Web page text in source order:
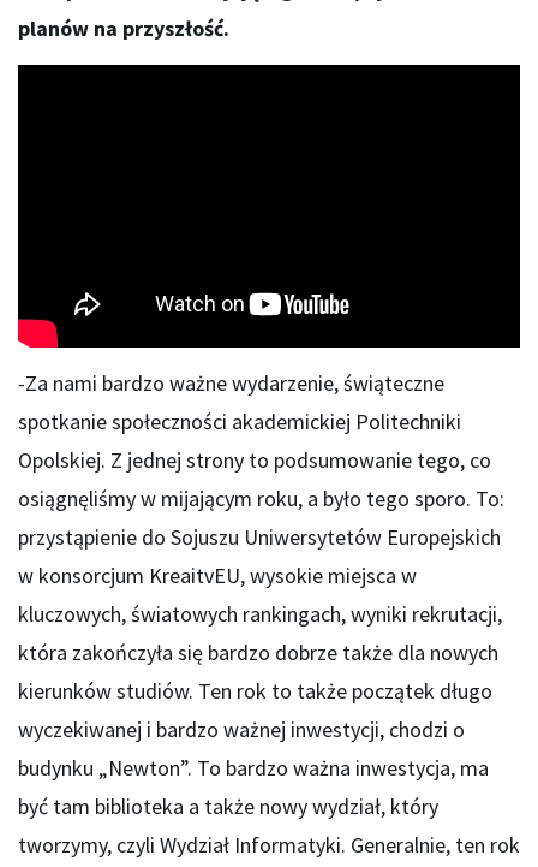
planów na przyszłość.
-Za nami bardzo ważne wydarzenie, świąteczne
spotkanie społeczności akademickiej Politechniki
Opolskiej. Z jednej strony to podsumowanie tego, co
osiągnęliśmy w mijającym roku, a było tego sporo. To:
przystąpienie do Sojuszu Uniwersytetów Europejskich
w konsorcjum KreaitvEU, wysokie miejsca w
kluczowych, światowych rankingach, wyniki rekrutacji,
która zakończyła się bardzo dobrze także dla nowych
kierunków studiów. Ten rok to także początek długo
wyczekiwanej i bardzo ważnej inwestycji, chodzi o
budynku „Newton”. To bardzo ważna inwestycja, ma
być tam biblioteka a także nowy wydział, który
tworzymy, czyli Wydział Informatyki. Generalnie, ten rok